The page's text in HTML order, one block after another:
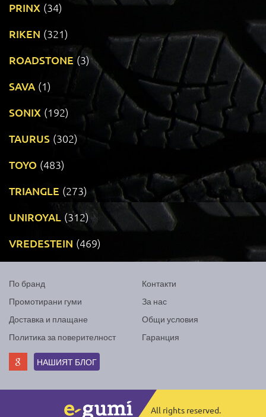
PRINX (34)
RIKEN (321)
ROADSTONE (3)
SAVA (1)
SONIX (192)
TAURUS (302)
TOYO (483)
TRIANGLE (273)
UNIROYAL (312)
VREDESTEIN (469)
По бранд
Промотирани гуми
Доставка и плащане
Политика за поверителност
Контакти
За нас
Общи условия
Гаранция
НАШИЯТ БЛОГ
All rights reserved.